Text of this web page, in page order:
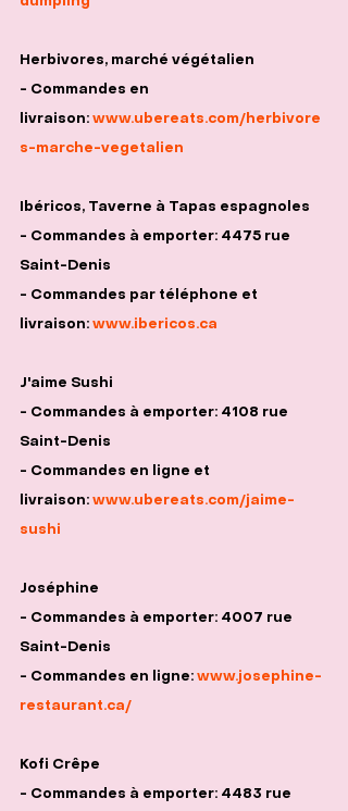
Herbivores, marché végétalien
- Commandes en
livraison: www.ubereats.com/herbivore
s-marche-vegetalien
Ibéricos, Taverne à Tapas espagnoles
- Commandes à emporter: 4475 rue
Saint-Denis
- Commandes par téléphone et
livraison: www.ibericos.ca
J'aime Sushi
- Commandes à emporter: 4108 rue
Saint-Denis
- Commandes en ligne et
livraison: www.ubereats.com/jaime-
sushi
Joséphine
- Commandes à emporter: 4007 rue
Saint-Denis
- Commandes en ligne: www.josephine-
restaurant.ca/
Kofi Crêpe
- Commandes à emporter: 4483 rue